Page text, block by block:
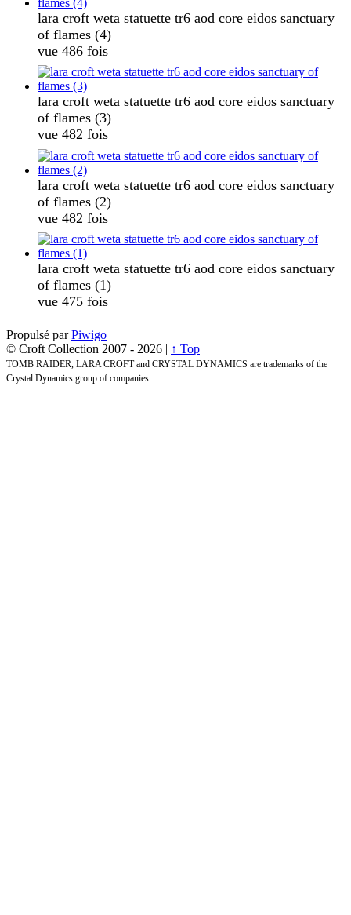
lara croft weta statuette tr6 aod core eidos sanctuary
of flames (4)
vue 486 fois
lara croft weta statuette tr6 aod core eidos sanctuary
of flames (3)
vue 482 fois
lara croft weta statuette tr6 aod core eidos sanctuary
of flames (2)
vue 482 fois
lara croft weta statuette tr6 aod core eidos sanctuary
of flames (1)
vue 475 fois
Propulsé parPiwigo
© Croft Collection 2007 - 2026 | ↑ Top
TOMB RAIDER, LARA CROFT and CRYSTAL DYNAMICS are trademarks of the
Crystal Dynamics group of companies.